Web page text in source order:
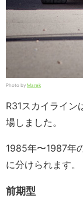
Photo by Marek
R31スカイライン
場しました。
1985年〜1987年
に分けられます。
前期型